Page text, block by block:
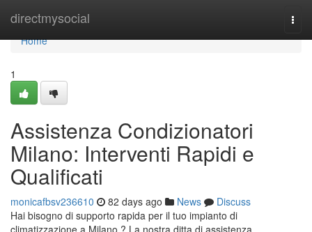
directmysocial
Home
Home
1
Assistenza Condizionatori
Milano: Interventi Rapidi e
Qualificati
monicafbsv236610 82 days ago News
Discuss
Hai bisogno di supporto rapida per il tuo impianto di
climatizzazione a Milano ? La nostra ditta di assistenza